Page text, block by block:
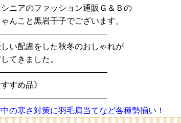
ニアのファッション通販Ｇ＆Ｂの
んこと黒岩千子でございます。
い配慮をした秋冬のおしゃれが
てきました。
すめ品》
の寒さ対策に羽毛肩当てなど各種勢揃い！